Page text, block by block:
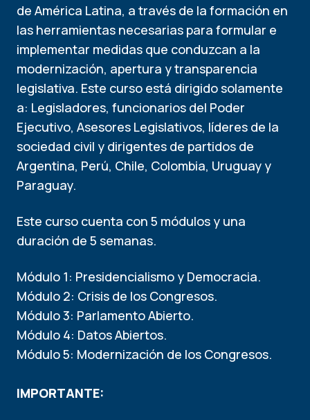
de América Latina, a través de la formación en
las herramientas necesarias para formular e
implementar medidas que conduzcan a la
modernización, apertura y transparencia
legislativa. Este curso está dirigido solamente
a: Legisladores, funcionarios del Poder
Ejecutivo, Asesores Legislativos, líderes de la
sociedad civil y dirigentes de partidos de
Argentina, Perú, Chile, Colombia, Uruguay y
Paraguay.
Este curso cuenta con 5 módulos y una
duración de 5 semanas.
Módulo 1: Presidencialismo y Democracia.
Módulo 2: Crisis de los Congresos.
Módulo 3: Parlamento Abierto.
Módulo 4: Datos Abiertos.
Módulo 5: Modernización de los Congresos.
IMPORTANTE: